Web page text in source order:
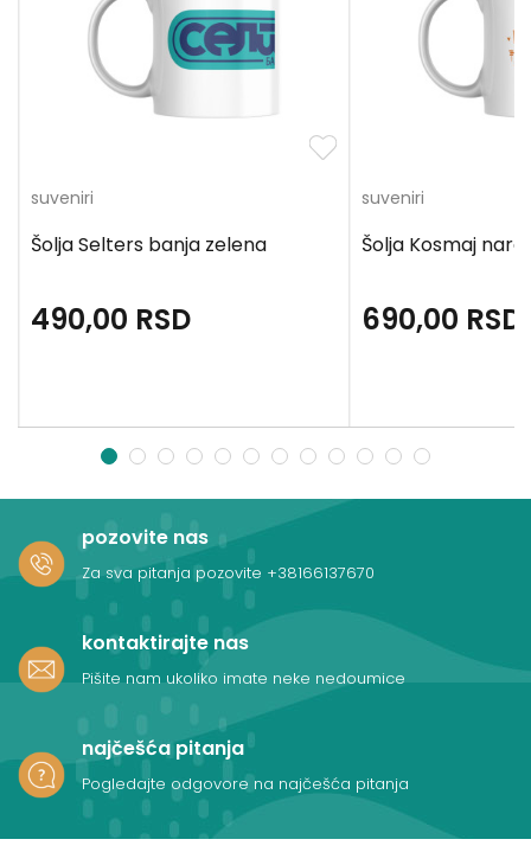
suveniri
Šolja Selters banja zelena
490,00 RSD
suveniri
Šolja Kosmaj
690,00 RSD
1 2 3 4 5 6 7 8 9 10 11 12
pozovite nas
Za sva pitanja pozovite +38166137670
kontaktirajte nas
Pišite nam ukoliko imate neke nedoumice
najčešća pitanja
Pogledajte odgovore na najčešća pitanja